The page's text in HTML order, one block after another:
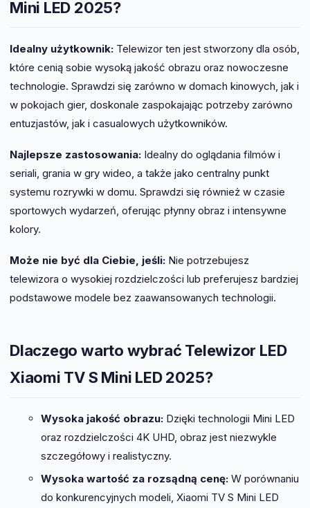
Mini LED 2025?
Idealny użytkownik: Telewizor ten jest stworzony dla osób,
które cenią sobie wysoką jakość obrazu oraz nowoczesne
technologie. Sprawdzi się zarówno w domach kinowych, jak i
w pokojach gier, doskonale zaspokajając potrzeby zarówno
entuzjastów, jak i casualowych użytkowników.
Najlepsze zastosowania: Idealny do oglądania filmów i
seriali, grania w gry wideo, a także jako centralny punkt
systemu rozrywki w domu. Sprawdzi się również w czasie
sportowych wydarzeń, oferując płynny obraz i intensywne
kolory.
Może nie być dla Ciebie, jeśli: Nie potrzebujesz
telewizora o wysokiej rozdzielczości lub preferujesz bardziej
podstawowe modele bez zaawansowanych technologii.
Dlaczego warto wybrać Telewizor LED
Xiaomi TV S Mini LED 2025?
Wysoka jakość obrazu: Dzięki technologii Mini LED
oraz rozdzielczości 4K UHD, obraz jest niezwykle
szczegółowy i realistyczny.
Wysoka wartość za rozsądną cenę: W porównaniu
do konkurencyjnych modeli, Xiaomi TV S Mini LED